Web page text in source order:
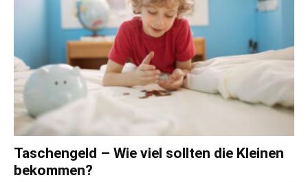
Taschengeld – Wie viel sollten die Kleinen
bekommen?